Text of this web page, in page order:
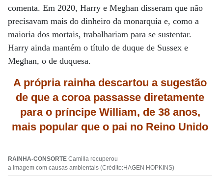
comenta. Em 2020, Harry e Meghan disseram que não
precisavam mais do dinheiro da monarquia e, como a
maioria dos mortais, trabalhariam para se sustentar.
Harry ainda mantém o título de duque de Sussex e
Meghan, o de duquesa.
A própria rainha descartou a sugestão
de que a coroa passasse diretamente
para o príncipe William, de 38 anos,
mais popular que o pai no Reino Unido
RAINHA-CONSORTE Camilla recuperou
a imagem com causas ambientais (Crédito:HAGEN HOPKINS)